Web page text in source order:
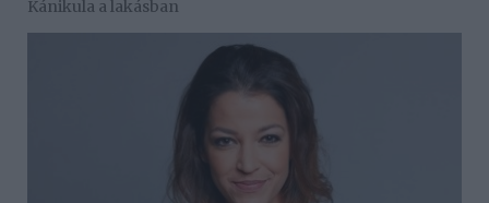
Kánikula a lakásban